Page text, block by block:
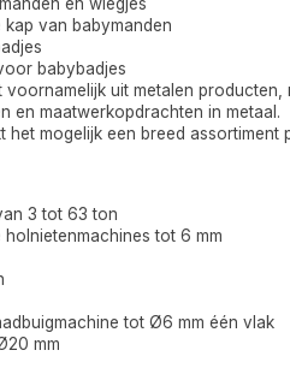
van babymanden
babybadjes
voornamelijk uit metalen
en maatwerkopdrachten in metaal.
het mogelijk een breed
3 tot 63 ton
holnietenmachines tot 6 mm
tot Ø6 mm één vlak
mm